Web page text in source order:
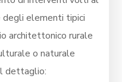
degli elementi tipici
architettonico rurale
o naturale
dettaglio: